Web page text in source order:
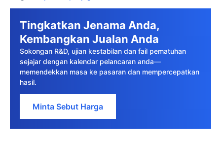
Tingkatkan Jenama Anda,
Kembangkan Jualan Anda
Sokongan R&D, ujian kestabilan dan fail pematuhan
sejajar dengan kalendar pelancaran anda—
memendekkan masa ke pasaran dan mempercepatkan
hasil.
Minta Sebut Harga